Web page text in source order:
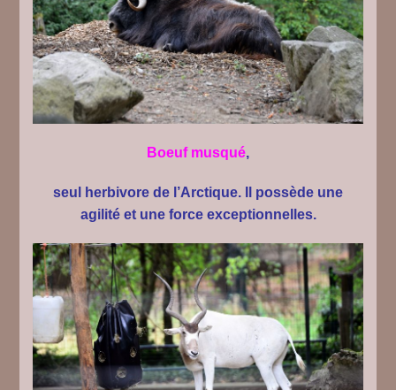
Boeuf musqué,
seul herbivore de l’Arctique. Il possède une
agilitéet une force exceptionnelles.